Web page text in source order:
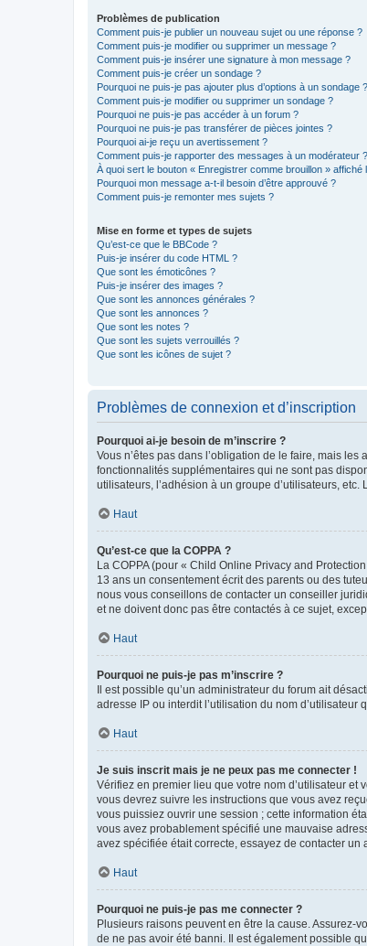
Problèmes de publication
Comment puis-je publier un nouveau sujet ou une réponse ?
Comment puis-je modifier ou supprimer un message ?
Comment puis-je insérer une signature à mon message ?
Comment puis-je créer un sondage ?
Pourquoi ne puis-je pas ajouter plus d’options à un sondage ?
Comment puis-je modifier ou supprimer un sondage ?
Pourquoi ne puis-je pas accéder à un forum ?
Pourquoi ne puis-je pas transférer de pièces jointes ?
Pourquoi ai-je reçu un avertissement ?
Comment puis-je rapporter des messages à un modérateur ?
À quoi sert le bouton « Enregistrer comme brouillon » affiché
Pourquoi mon message a-t-il besoin d’être approuvé ?
Comment puis-je remonter mes sujets ?
Mise en forme et types de sujets
Qu’est-ce que le BBCode ?
Puis-je insérer du code HTML ?
Que sont les émoticônes ?
Puis-je insérer des images ?
Que sont les annonces générales ?
Que sont les annonces ?
Que sont les notes ?
Que sont les sujets verrouillés ?
Que sont les icônes de sujet ?
Problèmes de connexion et d’inscription
Pourquoi ai-je besoin de m’inscrire ?
Vous n’êtes pas dans l’obligation de le faire, mais
fonctionnalités supplémentaires qui ne sont pas
utilisateurs, l’adhésion à un groupe d’utilisateurs, etc.
Haut
Qu’est-ce que la COPPA ?
La COPPA (pour « Child Online Privacy and
13 ans un consentement écrit des parents ou des
nous vous conseillons de contacter un conseiller
et ne doivent donc pas être contactés à ce sujet,
Haut
Pourquoi ne puis-je pas m’inscrire ?
Il est possible qu’un administrateur du forum ait
adresse IP ou interdit l’utilisation du nom
Haut
Je suis inscrit mais je ne peux pas me connecter !
Vérifiez en premier lieu que votre nom d’utilisateur et
vous devrez suivre les instructions que vous avez
vous puissiez ouvrir une session ; cette information
vous avez probablement spécifié une mauvaise
avez spécifiée était correcte, essayez de contacter un
Haut
Pourquoi ne puis-je pas me connecter ?
Plusieurs raisons peuvent en être la cause. Assurez-
de ne pas avoir été banni. Il est également possible